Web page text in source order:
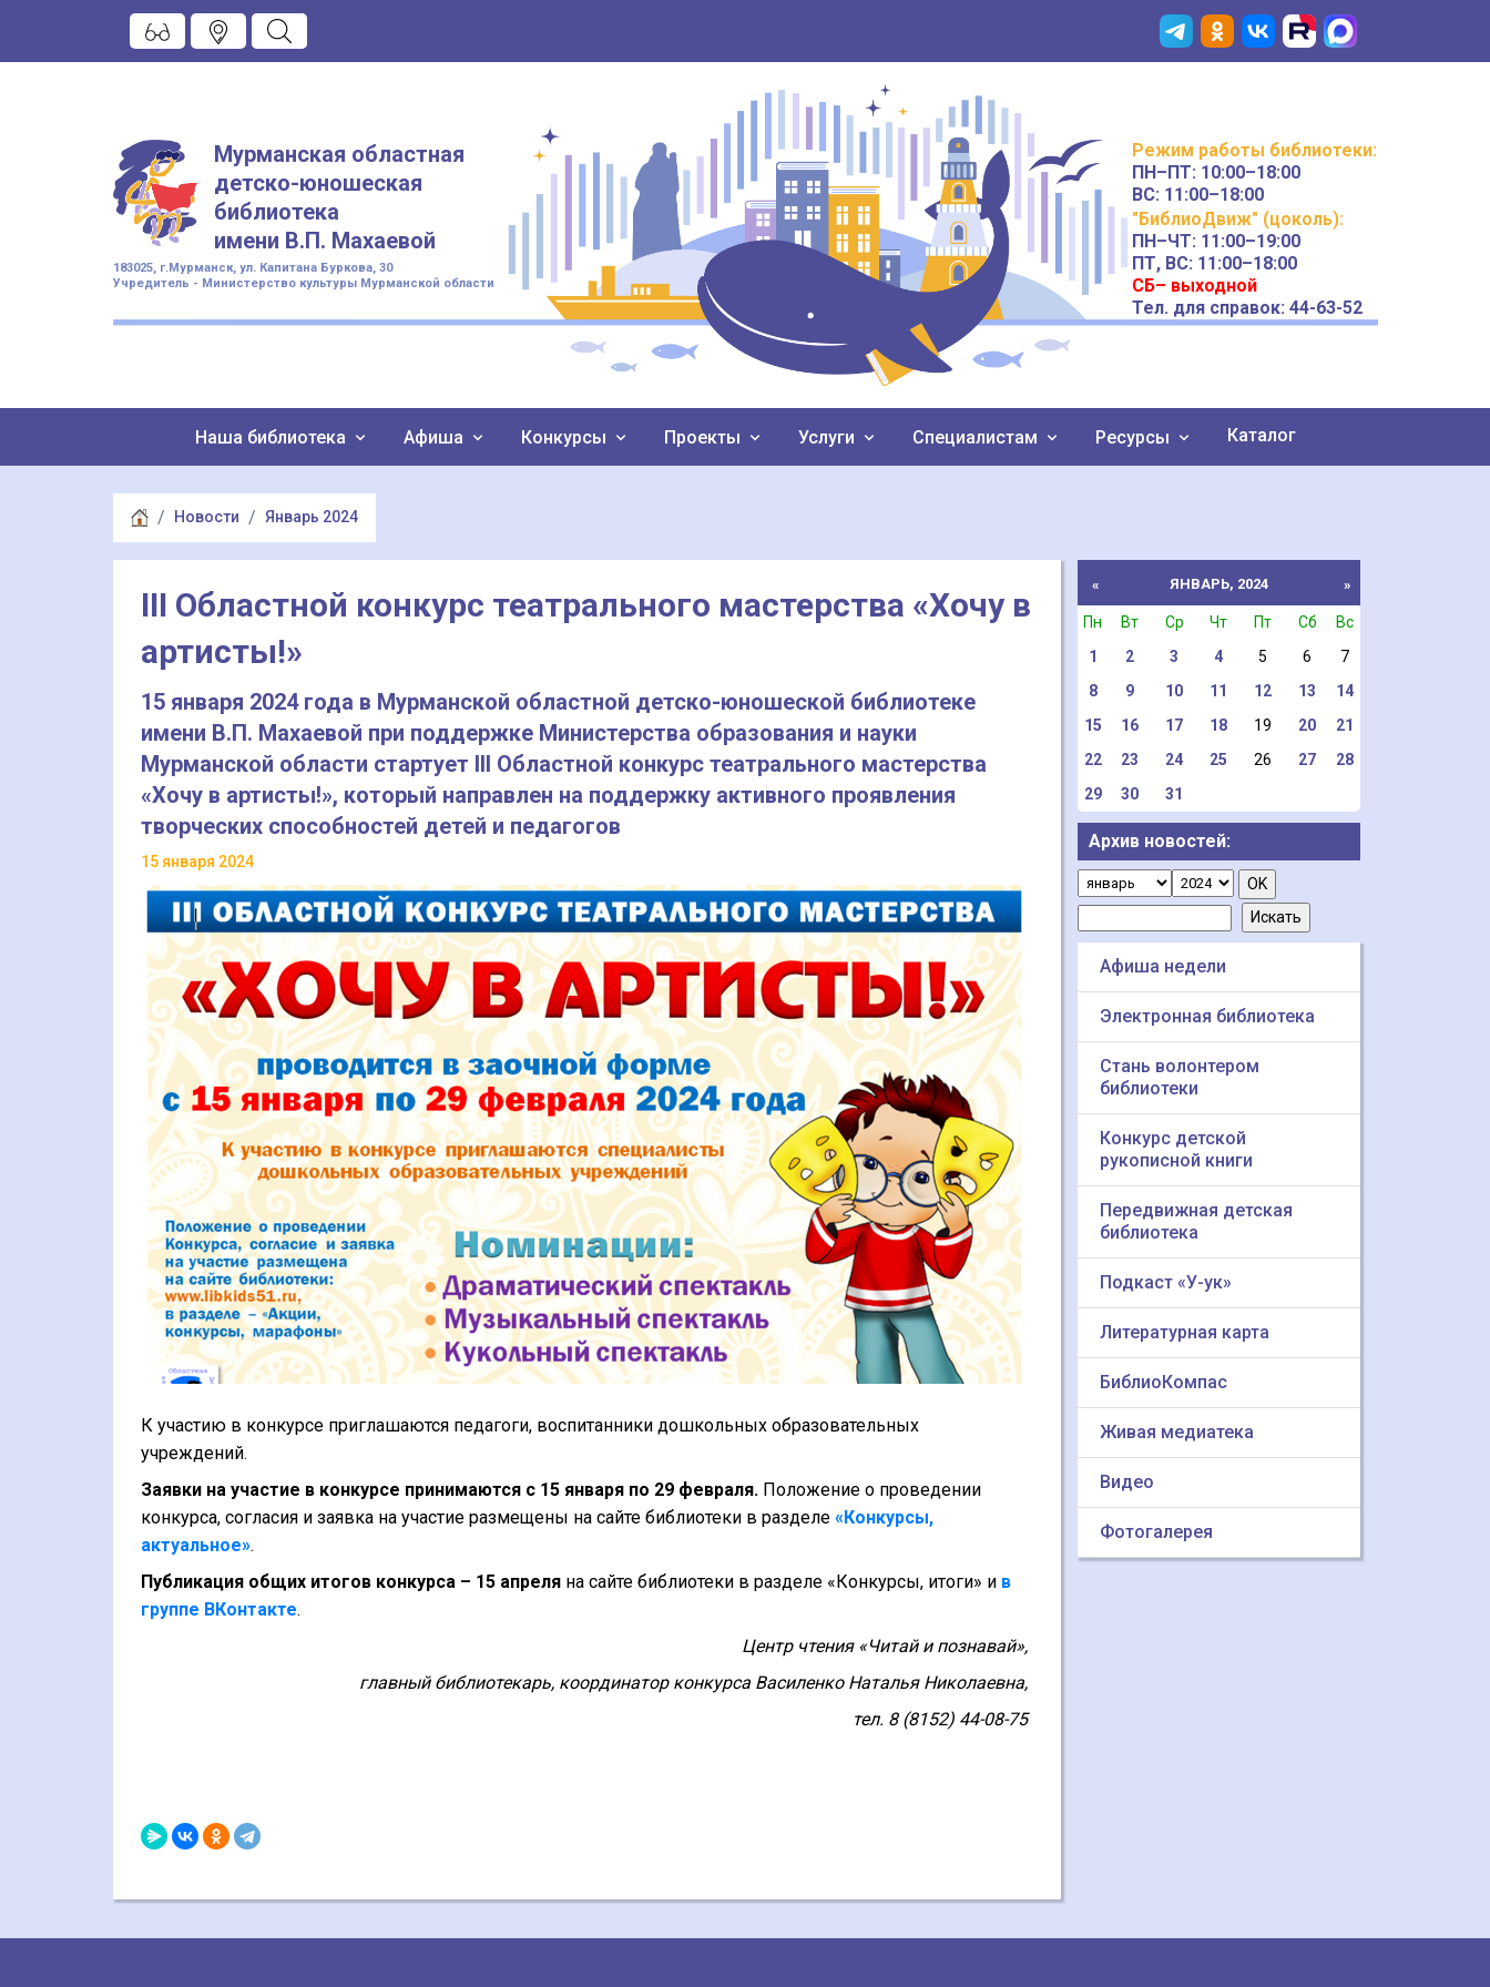
Мурманская областная
детско-юношеская
библиотека
имени В.П. Махаевой
183025, г.Мурманск, ул. Капитана Буркова, 30
Учредитель - Министерство культуры Мурманской области
Режим работы библиотеки:
ПН–ПТ: 10:00–18:00
ВС: 11:00–18:00
"БиблиоДвиж" (цоколь):
ПН–ЧТ: 11:00–19:00
ПТ, ВС: 11:00–18:00
СБ– выходной
Тел. для справок: 44-63-52
Наша библиотека Афиша Конкурсы Проекты Услуги Специалистам Ресурсы Каталог
Новости Январь 2024
III Областной конкурс театрального мастерства «Хочу в
артисты!»
15 января 2024 года в Мурманской областной детско-юношеской библиотеке
имени В.П. Махаевой при поддержке Министерства образования и науки
Мурманской области стартует III Областной конкурс театрального мастерства
«Хочу в артисты!», который направлен на поддержку активного проявления
творческих способностей детей и педагогов
15 января 2024
К участию в конкурсе приглашаются педагоги, воспитанники дошкольных образовательных
учреждений.
Заявки на участие в конкурсе принимаются с 15 января по 29 февраля. Положение о проведении
конкурса, согласия и заявка на участие размещены на сайте библиотеки в разделе «Конкурсы,
актуальное».
Публикация общих итогов конкурса – 15 апреля на сайте библиотеки в разделе «Конкурсы, итоги» и в
группе ВКонтакте.
Центр чтения «Читай и познавай»,
главный библиотекарь, координатор конкурса Василенко Наталья Николаевна,
тел. 8 (8152) 44-08-75
« ЯНВАРЬ, 2024 »
Пн Вт Ср Чт Пт Сб
Вс
1
2 3 4 5 6
7
8
9 10 11 12 13
14
15
16 17 18 19 20
21
22
23 24 25 26 27
28
29
30 31
Архив новостей:
Афиша недели
Электронная библиотека
Стань волонтером
библиотеки
Конкурс детской
рукописной книги
Передвижная детская
библиотека
Подкаст «У-ук»
Литературная карта
БиблиоКомпас
Живая медиатека
Видео
Фотогалерея